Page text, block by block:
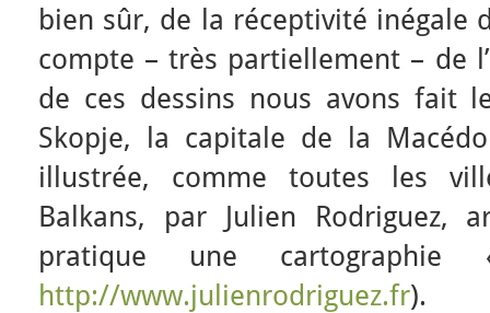
bien sûr, de la réceptivité inégale
compte – très partiellement – de
de ces dessins nous avons fait
Skopje, la capitale de la
illustrée, comme toutes les
Balkans, par Julien Rodriguez,
pratique une
http://www.julienrodriguez.fr).